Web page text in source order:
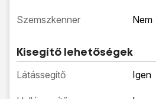
Szemszkenner Nem
Kisegítő lehetőségek
Látássegítő Igen